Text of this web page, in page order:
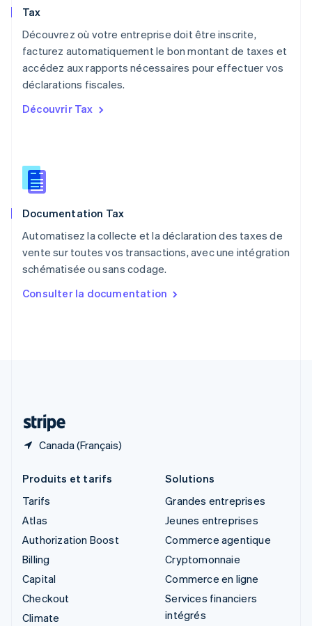
Tax
Découvrez où votre entreprise doit être inscrite,
facturez automatiquement le bon montant de taxes et
accédez aux rapports nécessaires pour effectuer vos
déclarations fiscales.
Découvrir Tax
Documentation Tax
Automatisez la collecte et la déclaration des taxes de
vente sur toutes vos transactions, avec une intégration
schématisée ou sans codage.
Consulter la documentation
Canada (Français)
Nouvelle-Zélande
Pays-Bas
NederlandsEnglish
Pologne
Portugal
République tchèque
English
English
Royaume-Uni
Singapour
English简体中文
English
Produits et tarifs
Tarifs
Atlas
Authorization Boost
Billing
Capital
Checkout
Climate
Solutions
Grandes entreprises
Jeunes entreprises
Commerce agentique
Cryptomonnaie
Commerce en ligne
Services financiers
intégrés